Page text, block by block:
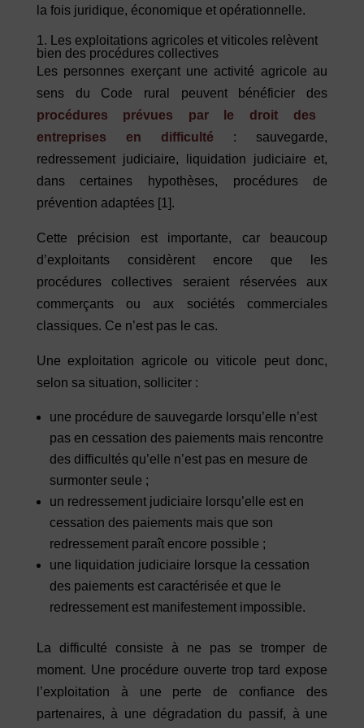
la fois juridique, économique et opérationnelle.
1. Les exploitations agricoles et viticoles relèvent
bien des procédures collectives
Les personnes exerçant une activité agricole au
sens du Code rural peuvent bénéficier des
procédures prévues par le droit des
entreprises en difficulté : sauvegarde,
redressement judiciaire, liquidation judiciaire et,
dans certaines hypothèses, procédures de
prévention adaptées [1].
Cette précision est importante, car beaucoup
d’exploitants considèrent encore que les
procédures collectives seraient réservées aux
commerçants ou aux sociétés commerciales
classiques. Ce n’est pas le cas.
Une exploitation agricole ou viticole peut donc,
selon sa situation, solliciter :
une procédure de sauvegarde lorsqu’elle n’est
pas en cessation des paiements mais rencontre
des difficultés qu’elle n’est pas en mesure de
surmonter seule ;
un redressement judiciaire lorsqu’elle est en
cessation des paiements mais que son
redressement paraît encore possible ;
une liquidation judiciaire lorsque la cessation
des paiements est caractérisée et que le
redressement est manifestement impossible.
La difficulté consiste à ne pas se tromper de
moment. Une procédure ouverte trop tard expose
l’exploitation à une perte de confiance des
partenaires, à une dégradation du passif, à une